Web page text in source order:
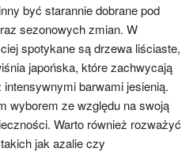
być starannie dobrane pod
sezonowych zmian. W
spotykane są drzewa liściaste,
japońska, które zachwycają
barwami jesienią.
wyborem ze względu na swoją
Warto również rozważyć
jak azalie czy